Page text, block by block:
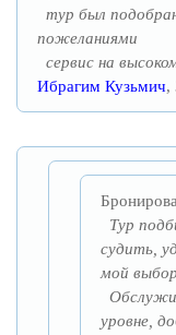
тур был
пожеланиями
сервис на
Ибрагим Кузьмич,
Тур
судить,
мой выбор
уровне,